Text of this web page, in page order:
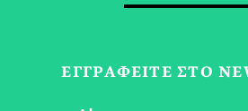
Η
ΕΓΓPΑΦΕΙΤΕ ΣΤΟ